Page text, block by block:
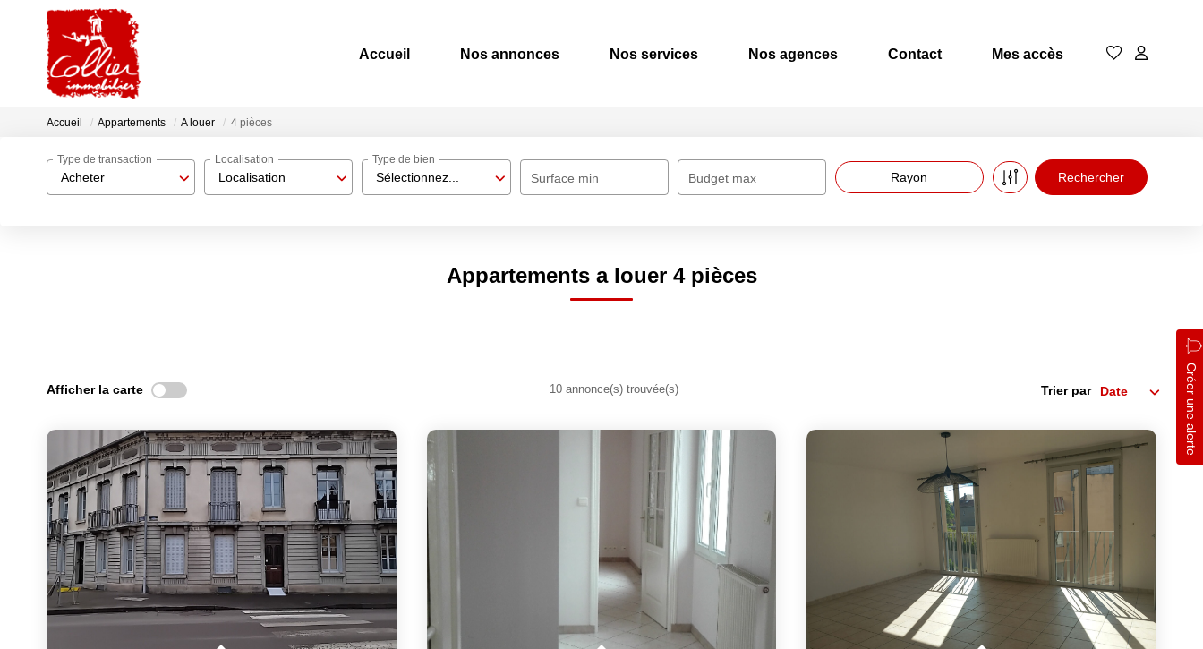
Accueil Nos annonces Nos services Nos agences Contact Mes accès
Accueil Appartements A louer 4 pièces
Acheter
Type de transaction
Localisation
Localisation
Sélectionnez...
Type de bien
Surface min Budget max Rayon
Appartements a louer 4 pièces
Créer une alerte
Afficher la carte 10 annonce(s) trouvée(s) Trier par